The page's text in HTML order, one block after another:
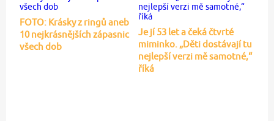
FOTO: Krásky z ringů aneb
10 nejkrásnějších zápasnic
všech dob
Je jí 53 let a čeká čtvrté
miminko. „Děti dostávají tu
nejlepší verzi mě samotné,“
říká